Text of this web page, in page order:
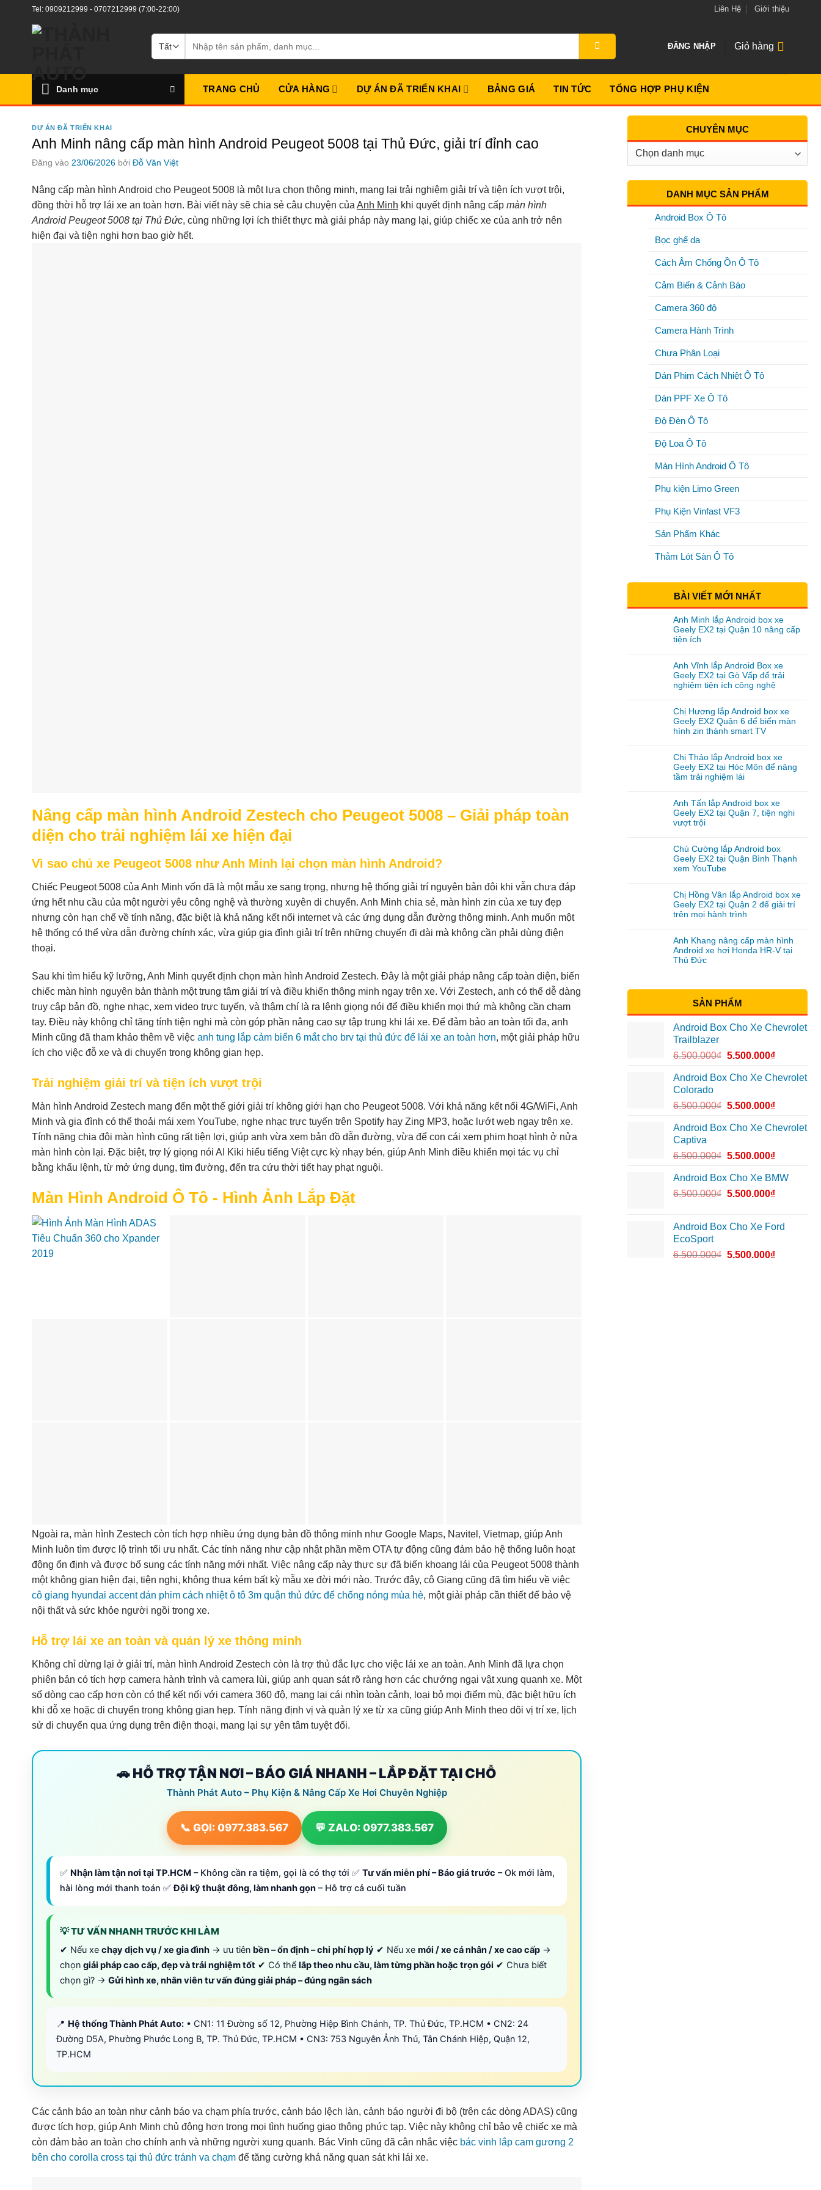
Tel: 0909212999 - 0707212999 (7:00-22:00) Liên Hệ Giới thiệu
kiếm:
ĐĂNG NHẬP Giỏ hàng
Danh mục TRANG CHỦ CỬA HÀNG DỰ ÁN ĐÃ TRIỂN KHAI BẢNG GIÁ TIN TỨC TỔNG HỢP PHỤ KIỆN
DỰ ÁN ĐÃ TRIỂN KHAI
Anh Minh nâng cấp màn hình Android Peugeot 5008 tại Thủ Đức, giải trí đỉnh cao
Đăng vào 23/06/2026 bởi Đỗ Văn Việt
Nâng cấp màn hình Android cho Peugeot 5008 là một lựa chọn thông minh, mang lại trải nghiệm giải trí và tiện ích vượt trội,
đồng thời hỗ trợ lái xe an toàn hơn. Bài viết này sẽ chia sẻ câu chuyện của Anh Minh khi quyết định nâng cấp màn hình
Android Peugeot 5008 tại Thủ Đức, cùng những lợi ích thiết thực mà giải pháp này mang lại, giúp chiếc xe của anh trở nên
hiện đại và tiện nghi hơn bao giờ hết.
Nâng cấp màn hình Android Zestech cho Peugeot 5008 – Giải pháp toàn
diện cho trải nghiệm lái xe hiện đại
Vì sao chủ xe Peugeot 5008 như Anh Minh lại chọn màn hình Android?
Chiếc Peugeot 5008 của Anh Minh vốn đã là một mẫu xe sang trọng, nhưng hệ thống giải trí nguyên bản đôi khi vẫn chưa đáp
ứng hết nhu cầu của một người yêu công nghệ và thường xuyên di chuyển. Anh Minh chia sẻ, màn hình zin của xe tuy đẹp
nhưng còn hạn chế về tính năng, đặc biệt là khả năng kết nối internet và các ứng dụng dẫn đường thông minh. Anh muốn một
hệ thống có thể vừa dẫn đường chính xác, vừa giúp gia đình giải trí trên những chuyến đi dài mà không cần phải dùng điện
thoại.
Sau khi tìm hiểu kỹ lưỡng, Anh Minh quyết định chọn màn hình Android Zestech. Đây là một giải pháp nâng cấp toàn diện, biến
chiếc màn hình nguyên bản thành một trung tâm giải trí và điều khiển thông minh ngay trên xe. Với Zestech, anh có thể dễ dàng
truy cập bản đồ, nghe nhạc, xem video trực tuyến, và thậm chí là ra lệnh giọng nói để điều khiển mọi thứ mà không cần chạm
tay. Điều này không chỉ tăng tính tiện nghi mà còn góp phần nâng cao sự tập trung khi lái xe. Để đảm bảo an toàn tối đa, anh
Minh cũng đã tham khảo thêm về việc anh tung lắp cảm biến 6 mắt cho brv tại thủ đức để lái xe an toàn hơn, một giải pháp hữu
ích cho việc đỗ xe và di chuyển trong không gian hẹp.
Trải nghiệm giải trí và tiện ích vượt trội
Màn hình Android Zestech mang đến một thế giới giải trí không giới hạn cho Peugeot 5008. Với khả năng kết nối 4G/WiFi, Anh
Minh và gia đình có thể thoải mái xem YouTube, nghe nhạc trực tuyến trên Spotify hay Zing MP3, hoặc lướt web ngay trên xe.
Tính năng chia đôi màn hình cũng rất tiện lợi, giúp anh vừa xem bản đồ dẫn đường, vừa để con cái xem phim hoạt hình ở nửa
màn hình còn lại. Đặc biệt, trợ lý giọng nói AI Kiki hiểu tiếng Việt cực kỳ nhạy bén, giúp Anh Minh điều khiển mọi tác vụ chỉ
bằng khẩu lệnh, từ mở ứng dụng, tìm đường, đến tra cứu thời tiết hay phạt nguội.
Màn Hình Android Ô Tô - Hình Ảnh Lắp Đặt
Ngoài ra, màn hình Zestech còn tích hợp nhiều ứng dụng bản đồ thông minh như Google Maps, Navitel, Vietmap, giúp Anh
Minh luôn tìm được lộ trình tối ưu nhất. Các tính năng như cập nhật phần mềm OTA tự động cũng đảm bảo hệ thống luôn hoạt
động ổn định và được bổ sung các tính năng mới nhất. Việc nâng cấp này thực sự đã biến khoang lái của Peugeot 5008 thành
một không gian hiện đại, tiện nghi, không thua kém bất kỳ mẫu xe đời mới nào. Trước đây, cô Giang cũng đã tìm hiểu về việc
cô giang hyundai accent dán phim cách nhiệt ô tô 3m quận thủ đức để chống nóng mùa hè, một giải pháp cần thiết để bảo vệ
nội thất và sức khỏe người ngồi trong xe.
Hỗ trợ lái xe an toàn và quản lý xe thông minh
Không chỉ dừng lại ở giải trí, màn hình Android Zestech còn là trợ thủ đắc lực cho việc lái xe an toàn. Anh Minh đã lựa chọn
phiên bản có tích hợp camera hành trình và camera lùi, giúp anh quan sát rõ ràng hơn các chướng ngại vật xung quanh xe. Một
số dòng cao cấp hơn còn có thể kết nối với camera 360 độ, mang lại cái nhìn toàn cảnh, loại bỏ mọi điểm mù, đặc biệt hữu ích
khi đỗ xe hoặc di chuyển trong không gian hẹp. Tính năng định vị và quản lý xe từ xa cũng giúp Anh Minh theo dõi vị trí xe, lịch
sử di chuyển qua ứng dụng trên điện thoại, mang lại sự yên tâm tuyệt đối.
🚗 HỖ TRỢ TẬN NƠI – BÁO GIÁ NHANH – LẮP ĐẶT TẠI CHỖ
Thành Phát Auto – Phụ Kiện & Nâng Cấp Xe Hơi Chuyên Nghiệp
📞 GỌI: 0977.383.567 💬 ZALO: 0977.383.567
✅ Nhận làm tận nơi tại TP.HCM – Không cần ra tiệm, gọi là có thợ tới ✅ Tư vấn miễn phí – Báo giá trước – Ok mới làm,
hài lòng mới thanh toán ✅Đội kỹ thuật đông, làm nhanh gọn – Hỗ trợ cả cuối tuần
💡 TƯ VẤN NHANH TRƯỚC KHI LÀM
✔ Nếu xe chạy dịch vụ / xe gia đình → ưu tiên bền – ổn định – chi phí hợp lý ✔ Nếu xe mới / xe cá nhân / xe cao cấp →
chọn giải pháp cao cấp, đẹp và trải nghiệm tốt ✔ Có thể lắp theo nhu cầu, làm từng phần hoặc trọn gói ✔ Chưa biết
chọn gì? → Gửi hình xe, nhân viên tư vấn đúng giải pháp – đúng ngân sách
📍 Hệ thống Thành Phát Auto: • CN1: 11 Đường số 12, Phường Hiệp Bình Chánh, TP. Thủ Đức, TP.HCM • CN2: 24
Đường D5A, Phường Phước Long B, TP. Thủ Đức, TP.HCM • CN3: 753 Nguyễn Ảnh Thủ, Tân Chánh Hiệp, Quận 12,
TP.HCM
Các cảnh báo an toàn như cảnh báo va chạm phía trước, cảnh báo lệch làn, cảnh báo người đi bộ (trên các dòng ADAS) cũng
được tích hợp, giúp Anh Minh chủ động hơn trong mọi tình huống giao thông phức tạp. Việc này không chỉ bảo vệ chiếc xe mà
còn đảm bảo an toàn cho chính anh và những người xung quanh. Bác Vinh cũng đã cân nhắc việc bác vinh lắp cam gương 2
bên cho corolla cross tại thủ đức tránh va chạm để tăng cường khả năng quan sát khi lái xe.
CHUYÊN MỤC
Chuyên
DANH MỤC SẢN PHẨM
Android Box Ô Tô
Bọc ghế da
Cách Âm Chống Ồn Ô Tô
Cảm Biến & Cảnh Báo
Camera 360 độ
Camera Hành Trình
Chưa Phân Loại
Dán Phim Cách Nhiệt Ô Tô
Dán PPF Xe Ô Tô
Độ Đèn Ô Tô
Độ Loa Ô Tô
Màn Hình Android Ô Tô
Phụ kiện Limo Green
Phụ Kiện Vinfast VF3
Sản Phẩm Khác
Thảm Lót Sàn Ô Tô
BÀI VIẾT MỚI NHẤT
Anh Minh lắp Android box xe
Geely EX2 tại Quận 10 nâng cấp
tiện ích
Anh Vĩnh lắp Android Box xe
Geely EX2 tại Gò Vấp để trải
nghiệm tiện ích công nghệ
Chị Hương lắp Android box xe
Geely EX2 Quận 6 để biến màn
hình zin thành smart TV
Chị Thảo lắp Android box xe
Geely EX2 tại Hóc Môn để nâng
tầm trải nghiệm lái
Anh Tấn lắp Android box xe
Geely EX2 tại Quận 7, tiện nghi
vượt trội
Chú Cường lắp Android box
Geely EX2 tại Quận Bình Thạnh
xem YouTube
Chị Hồng Vân lắp Android box xe
Geely EX2 tại Quận 2 để giải trí
trên mọi hành trình
Anh Khang nâng cấp màn hình
Android xe hơi Honda HR-V tại
Thủ Đức
SẢN PHẨM
Android Box Cho Xe Chevrolet
Trailblazer
6.500.000₫ 5.500.000₫
Android Box Cho Xe Chevrolet
Colorado
6.500.000₫ 5.500.000₫
Android Box Cho Xe Chevrolet
Captiva
6.500.000₫ 5.500.000₫
Android Box Cho Xe BMW
6.500.000₫ 5.500.000₫
Android Box Cho Xe Ford
EcoSport
6.500.000₫ 5.500.000₫